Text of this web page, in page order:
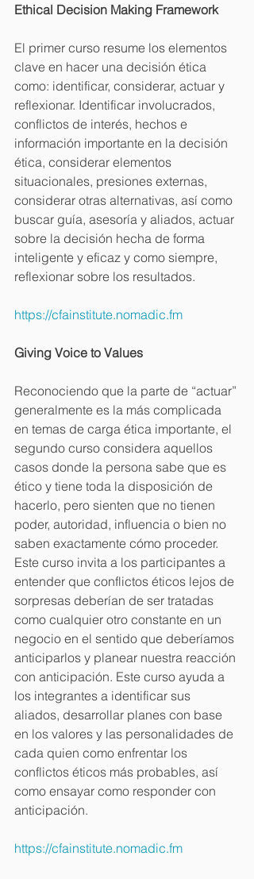
Ethical Decision Making Framework
El primer curso resume los elementos
clave en hacer una decisión ética
como: identificar, considerar, actuar y
reflexionar. Identificar involucrados,
conflictos de interés, hechos e
información importante en la decisión
ética, considerar elementos
situacionales, presiones externas,
considerar otras alternativas, así como
buscar guía, asesoría y aliados, actuar
sobre la decisión hecha de forma
inteligente y eficaz y como siempre,
reflexionar sobre los resultados.
https://cfainstitute.nomadic.fm
Giving Voice to Values
Reconociendo que la parte de “actuar”
generalmente es la más complicada
en temas de carga ética importante, el
segundo curso considera aquellos
casos donde la persona sabe que es
ético y tiene toda la disposición de
hacerlo, pero sienten que no tienen
poder, autoridad, influencia o bien no
saben exactamente cómo proceder.
Este curso invita a los participantes a
entender que conflictos éticos lejos de
sorpresas deberían de ser tratadas
como cualquier otro constante en un
negocio en el sentido que deberíamos
anticiparlos y planear nuestra reacción
con anticipación. Este curso ayuda a
los integrantes a identificar sus
aliados, desarrollar planes con base
en los valores y las personalidades de
cada quien como enfrentar los
conflictos éticos más probables, así
como ensayar como responder con
anticipación.
https://cfainstitute.nomadic.fm